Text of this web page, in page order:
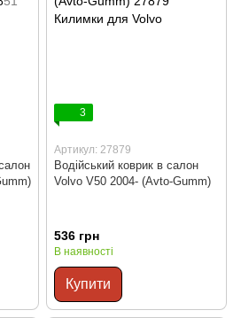
3
Артикул: 27879
Водійський коврик в салон
Volvo V50 2004- (Avto-Gumm)
536 грн
В наявності
Купити